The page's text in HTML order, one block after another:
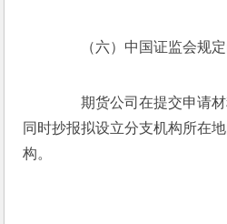
（六）中国证监会规定
期货公司在提交申请材
同时抄报拟设立分支机构所在
构。